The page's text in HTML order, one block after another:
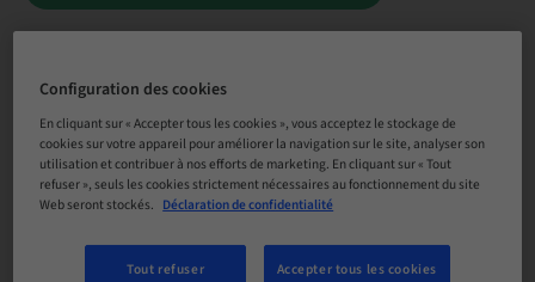
Statut
Réservation possible
Date limite d’inscription
11. mai 2040 (UTC+1)
Configuration des cookies
En cliquant sur « Accepter tous les cookies », vous acceptez le stockage de
cookies sur votre appareil pour améliorer la navigation sur le site, analyser son
utilisation et contribuer à nos efforts de marketing. En cliquant sur « Tout
refuser », seuls les cookies strictement nécessaires au fonctionnement du site
Web seront stockés. Déclaration de confidentialité
Tout refuser Accepter tous les cookies